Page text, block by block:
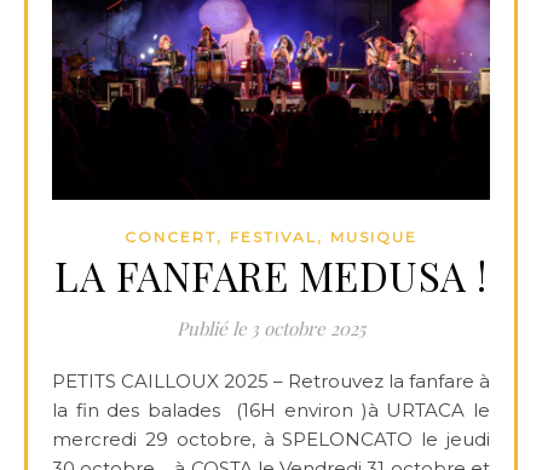
CONCERT, FESTIVAL , MUSIQUE
LA FANFARE MEDUSA !
3 octobre 2025
PETITS CAILLOUX 2025 – Retrouvez la fanfare à
la fin des balades (16H environ )à URTACA le
mercredi 29 octobre, à SPELONCATO le jeudi